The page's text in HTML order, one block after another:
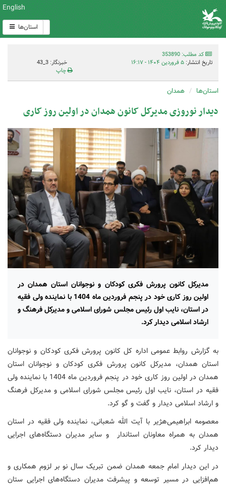
English
استان‌ها
کد مطلب: 353890
تاریخ انتشار: ۵ فروردین ۱۴۰۴ - ۱۶:۱۷
خبرنگار: 3_43
چاپ
استان‌ها همدان
دیدار نوروزی مدیرکل کانون همدان در اولین روز کاری
مدیرکل کانون پرورش فکری کودکان و نوجوانان استان همدان در
اولین روز کاری خود در پنجم فروردین ماه 1404 با نماینده ولی فقیه
در استان، نایب اول رئیس مجلس شورای اسلامی و مدیرکل فرهنگ و
ارشاد اسلامی دیدار کرد.
به گزارش روابط عمومی اداره کل کانون پرورش فکری کودکان و نوجوانان
استان همدان، مدیرکل کانون پرورش فکری کودکان و نوجوانان استان
همدان در اولین روز کاری خود در پنجم فروردین ماه 1404 با نماینده ولی
فقیه در استان، نایب اول رئیس مجلس شورای اسلامی و مدیرکل فرهنگ
و ارشاد اسلامی دیدار و گفت و گو کرد.
معصومه ابراهیمی‌هژیر با آیت الله شعبانی، نماینده ولی فقیه در استان
همدان به همراه معاونان استاندار و سایر مدیران دستگاه‌های اجرایی
دیدار کرد.
در این دیدار امام جمعه همدان ضمن تبریک سال نو بر لزوم همکاری و
هم‌افزایی در مسیر توسعه و پیشرفت مدیران دستگاه‌های اجرایی ستان